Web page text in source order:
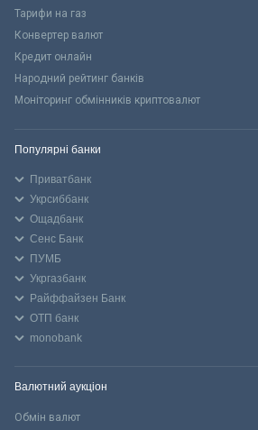
Тарифи на газ
Конвертер валют
Кредит онлайн
Народний рейтинг банків
Моніторинг обмінників криптовалют
Популярні банки
Приватбанк
Укрсиббанк
Ощадбанк
Сенс Банк
ПУМБ
Укргазбанк
Райффайзен Банк
ОТП банк
monobank
Валютний аукціон
Обмін валют